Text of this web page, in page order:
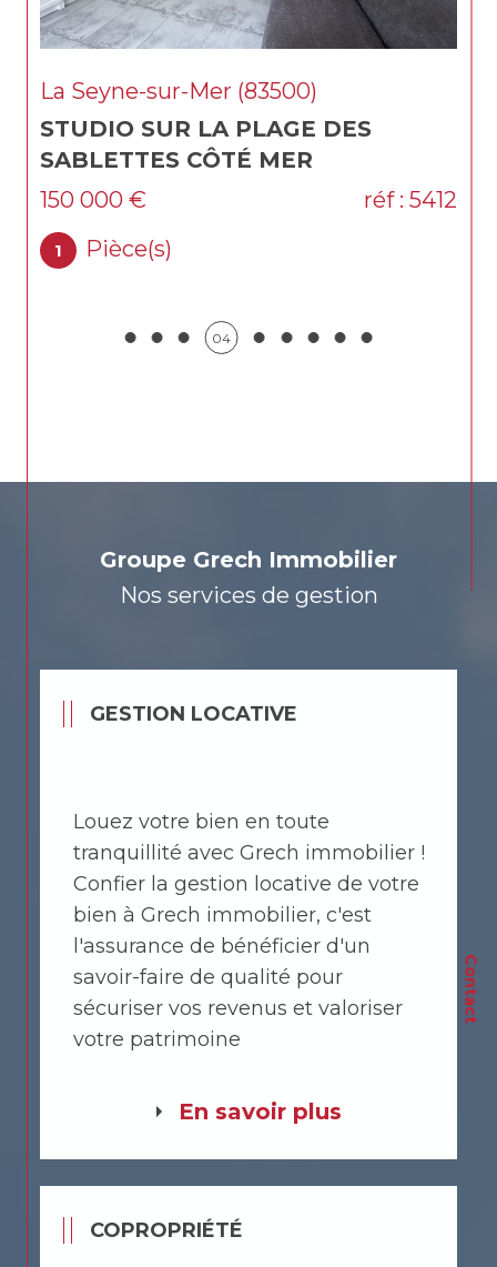
Contact
sur-Mer (83500)
LA PLAGE DES
CÔTÉ MER
452 400 €
05
Groupe Grech Immobilier
Nos services de gestion
GESTION LOCATIVE
Louez votre bien en toute
tranquillité avec Grech immobilier !
Confier la gestion locative de votre
bien à Grech immobilier, c'est
l'assurance de bénéficier d'un
savoir-faire de qualité pour
sécuriser vos revenus et valoriser
votre patrimoine
En savoir plus
COPROPRIÉTÉ